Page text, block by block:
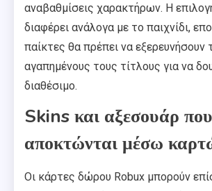
αναβαθμίσεις χαρακτήρων. Η
διαφέρει ανάλογα με το παιχνίδι,
παίκτες θα πρέπει να εξερευνήσουν
αγαπημένους τους τίτλους για να
διαθέσιμο.
Skins και αξεσουάρ που
αποκτώνται μέσω
Οι κάρτες δώρου Robux μπορούν